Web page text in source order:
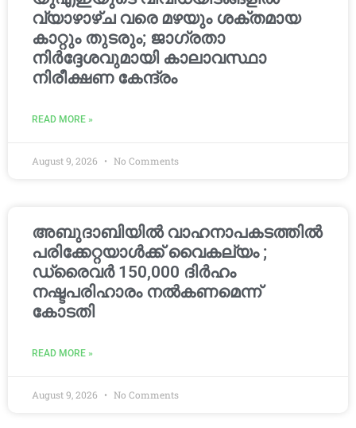
വ്യാഴാഴ്ച വരെ മഴയും ശക്തമായ
കാറ്റും തുടരും; ജാഗ്രതാ
നിർദ്ദേശവുമായി കാലാവസ്ഥാ
നിരീക്ഷണ കേന്ദ്രം
READ MORE »
August 9, 2026 No Comments
അബുദാബിയിൽ വാഹനാപകടത്തിൽ
പരിക്കേറ്റയാൾക്ക് വൈകല്യം ;
ഡ്രൈവർ 150,000 ദിർഹം
നഷ്ടപരിഹാരം നൽകണമെന്ന്
കോടതി
READ MORE »
August 9, 2026 No Comments